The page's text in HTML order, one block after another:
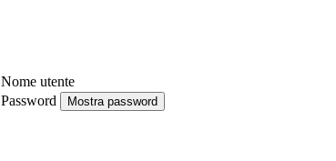
Nome utente
Password
Mostra password